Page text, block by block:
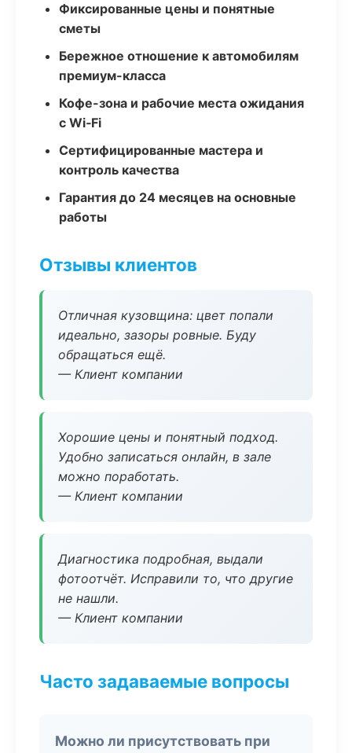
Фиксированные цены и понятные
сметы
Бережное отношение к автомобилям
премиум-класса
Кофе-зона и рабочие места ожидания
с Wi‑Fi
Сертифицированные мастера и
контроль качества
Гарантия до 24 месяцев на основные
работы
Отзывы клиентов
Отличная кузовщина: цвет попали
идеально, зазоры ровные. Буду
обращаться ещё.
— Клиент компании
Хорошие цены и понятный подход.
Удобно записаться онлайн, в зале
можно поработать.
— Клиент компании
Диагностика подробная, выдали
фотоотчёт. Исправили то, что другие
не нашли.
— Клиент компании
Часто задаваемые вопросы
Можно ли присутствовать при